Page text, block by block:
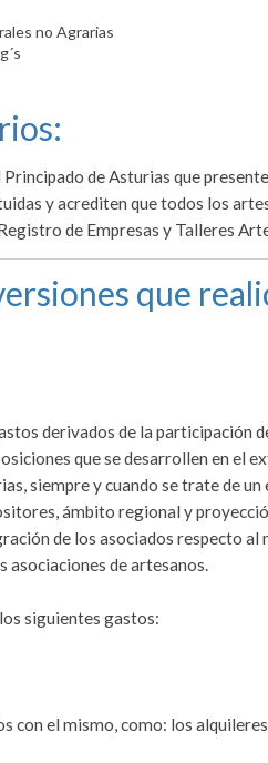
no Agrarias
de Asturias que
y acrediten que todos los
de Empresas y Talleres
que
derivados de la participación
que se desarrollen en el
siempre y cuando se trate de
ámbito regional y
de los asociados respecto al
asociaciones de artesanos.
siguientes gastos:
con el mismo, como: los